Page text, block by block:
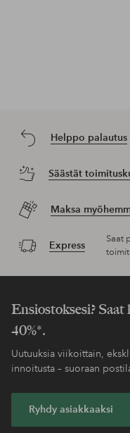
Helppo palautus
Säästät
Maksa
Express
Saat
Ensiostoksesi?
40%*.
Uutuuksia viikoittain,
innoitusta – suoraan
Ryhdy asiakkaaksi